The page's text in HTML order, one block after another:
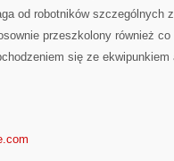
od robotników szczególnych
przeszkolony również
się ze